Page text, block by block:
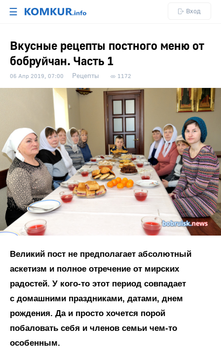
☰ Вход
Вкусные рецепты постного меню от
бобруйчан. Часть 1
06 Апр 2019, 07:00 Рецепты 1172
Великий пост не предполагает абсолютный
аскетизм и полное отречение от мирских
радостей. У кого-то этот период совпадает
с домашними праздниками, датами, днем
рождения. Да и просто хочется порой
побаловать себя и членов семьи чем-то
особенным.